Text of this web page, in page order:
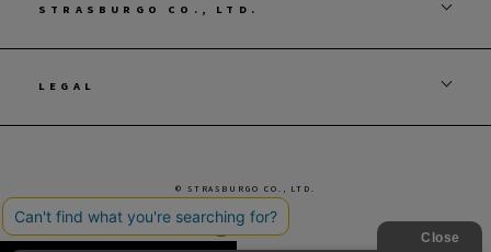
STRASBURGO CO., LTD.
LEGAL
© STRASBURGO CO., LTD.